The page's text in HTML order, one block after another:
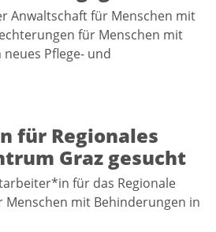
Anwaltschaft für Menschen mit
für Menschen mit
Pflege- und
für Regionales
Graz gesucht
für das Regionale
mit Behinderungen in